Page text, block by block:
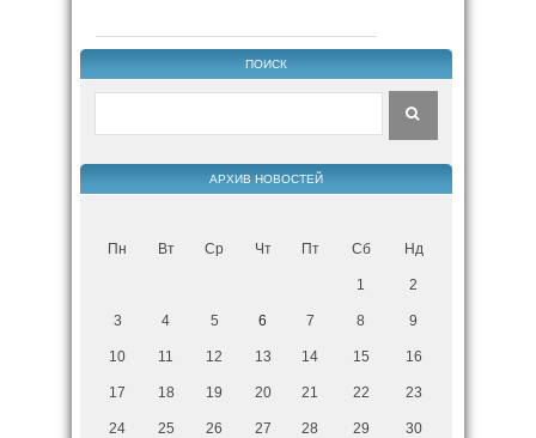
ПОИСК
АРХИВ НОВОСТЕЙ
Пн Вт Ср Чт Пт Сб Нд
1 2
3 4 5 6 7 8 9
10 11 12 13 14 15 16
17 18 19 20 21 22 23
24 25 26 27 28 29 30